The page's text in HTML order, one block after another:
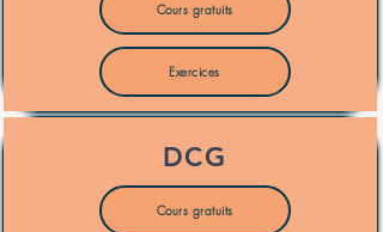
Cours gratuits
Exercices
DCG
Cours gratuits